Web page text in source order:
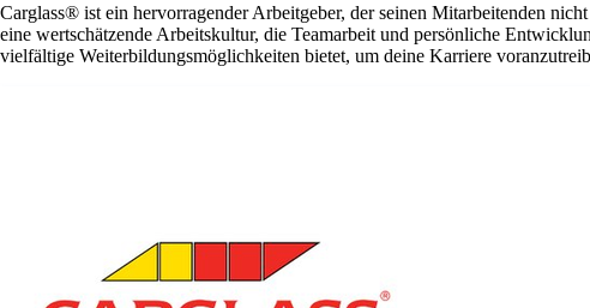
Carglass® ist ein hervorragender Arbeitgeber, der seinen Mitarbeitenden
eine wertschätzende Arbeitskultur, die Teamarbeit und persönliche
vielfältige Weiterbildungsmöglichkeiten bietet, um deine Karriere